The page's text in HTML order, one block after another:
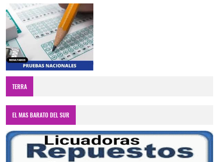
TERRA
EL MAS BARATO DEL SUR